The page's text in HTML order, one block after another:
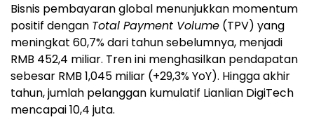
Bisnis pembayaran global menunjukkan momentum
positif dengan Total Payment Volume (TPV) yang
meningkat 60,7% dari tahun sebelumnya, menjadi
RMB 452,4 miliar. Tren ini menghasilkan pendapatan
sebesar RMB 1,045 miliar (+29,3% YoY). Hingga akhir
tahun, jumlah pelanggan kumulatif Lianlian DigiTech
mencapai 10,4 juta.